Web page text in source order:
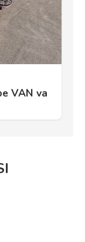
VAN va